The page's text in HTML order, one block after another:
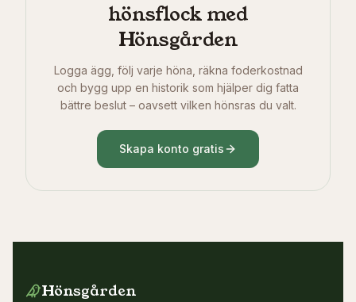
hönsflock med
Hönsgården
Logga ägg, följ varje höna, räkna foderkostnad
och bygg upp en historik som hjälper dig fatta
bättre beslut – oavsett vilken hönsras du valt.
Skapa konto gratis
Hönsgården